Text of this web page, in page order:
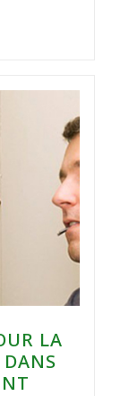
LA
DANS